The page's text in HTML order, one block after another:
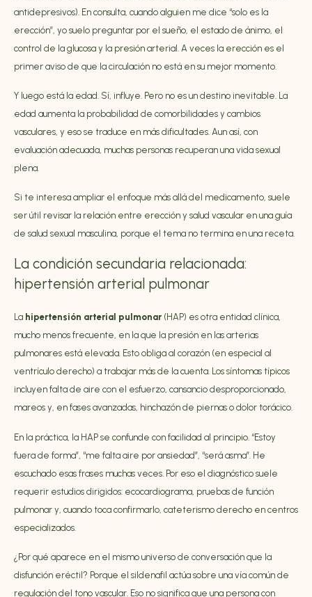
antidepresivos). En consulta, cuando alguien me dice “solo es la
erección”, yo suelo preguntar por el sueño, el estado de ánimo, el
control de la glucosa y la presión arterial. A veces la erección es el
primer aviso de que la circulación no está en su mejor momento.
Y luego está la edad. Sí, influye. Pero no es un destino inevitable. La
edad aumenta la probabilidad de comorbilidades y cambios
vasculares, y eso se traduce en más dificultades. Aun así, con
evaluación adecuada, muchas personas recuperan una vida sexual
plena.
Si te interesa ampliar el enfoque más allá del medicamento, suele
ser útil revisar la relación entre erección y salud vascular en una guía
de salud sexual masculina, porque el tema no termina en una receta.
La condición secundaria relacionada:
hipertensión arterial pulmonar
La hipertensión arterial pulmonar (HAP) es otra entidad clínica,
mucho menos frecuente, en la que la presión en las arterias
pulmonares está elevada. Esto obliga al corazón (en especial al
ventrículo derecho) a trabajar más de la cuenta. Los síntomas típicos
incluyen falta de aire con el esfuerzo, cansancio desproporcionado,
mareos y, en fases avanzadas, hinchazón de piernas o dolor torácico.
En la práctica, la HAP se confunde con facilidad al principio. “Estoy
fuera de forma”, “me falta aire por ansiedad”, “será asma”. He
escuchado esas frases muchas veces. Por eso el diagnóstico suele
requerir estudios dirigidos: ecocardiograma, pruebas de función
pulmonar y, cuando toca confirmarlo, cateterismo derecho en centros
especializados.
¿Por qué aparece en el mismo universo de conversación que la
disfunción eréctil? Porque el sildenafil actúa sobre una vía común de
regulación del tono vascular. Eso no significa que una persona con